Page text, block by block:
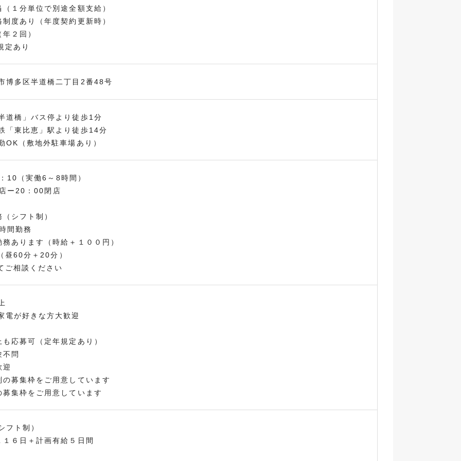
１分単位で別途全額支給）
度あり（年度契約更新時）
２回）
定あり
博多区半道橋二丁目2番48号
道橋」バス停より徒歩1分
「東比恵」駅より徒歩14分
OK（敷地外駐車場あり）
10（実働6～8時間）
店ー20：00閉店
シフト制）
間勤務
あります（時給＋１００円）
昼60分＋20分）
ご相談ください
電が好きな方大歓迎
応募可（定年規定あり）
問
迎
募集枠をご用意しています
集枠をご用意しています
フト制）
６日＋計画有給５日間